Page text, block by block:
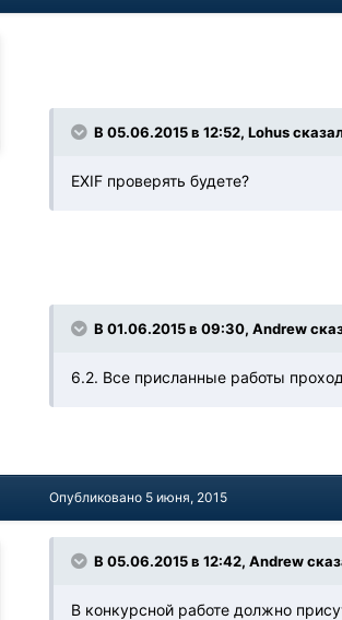
В 05.06.2015 в 12:52, Lohus
EXIF проверять будете?
В 01.06.2015 в 09:30, Andrew
6.2. Все присланные работы
Опубликовано 5 июня, 2015
В 05.06.2015 в 12:42, Andrew
В конкурсной работе должно